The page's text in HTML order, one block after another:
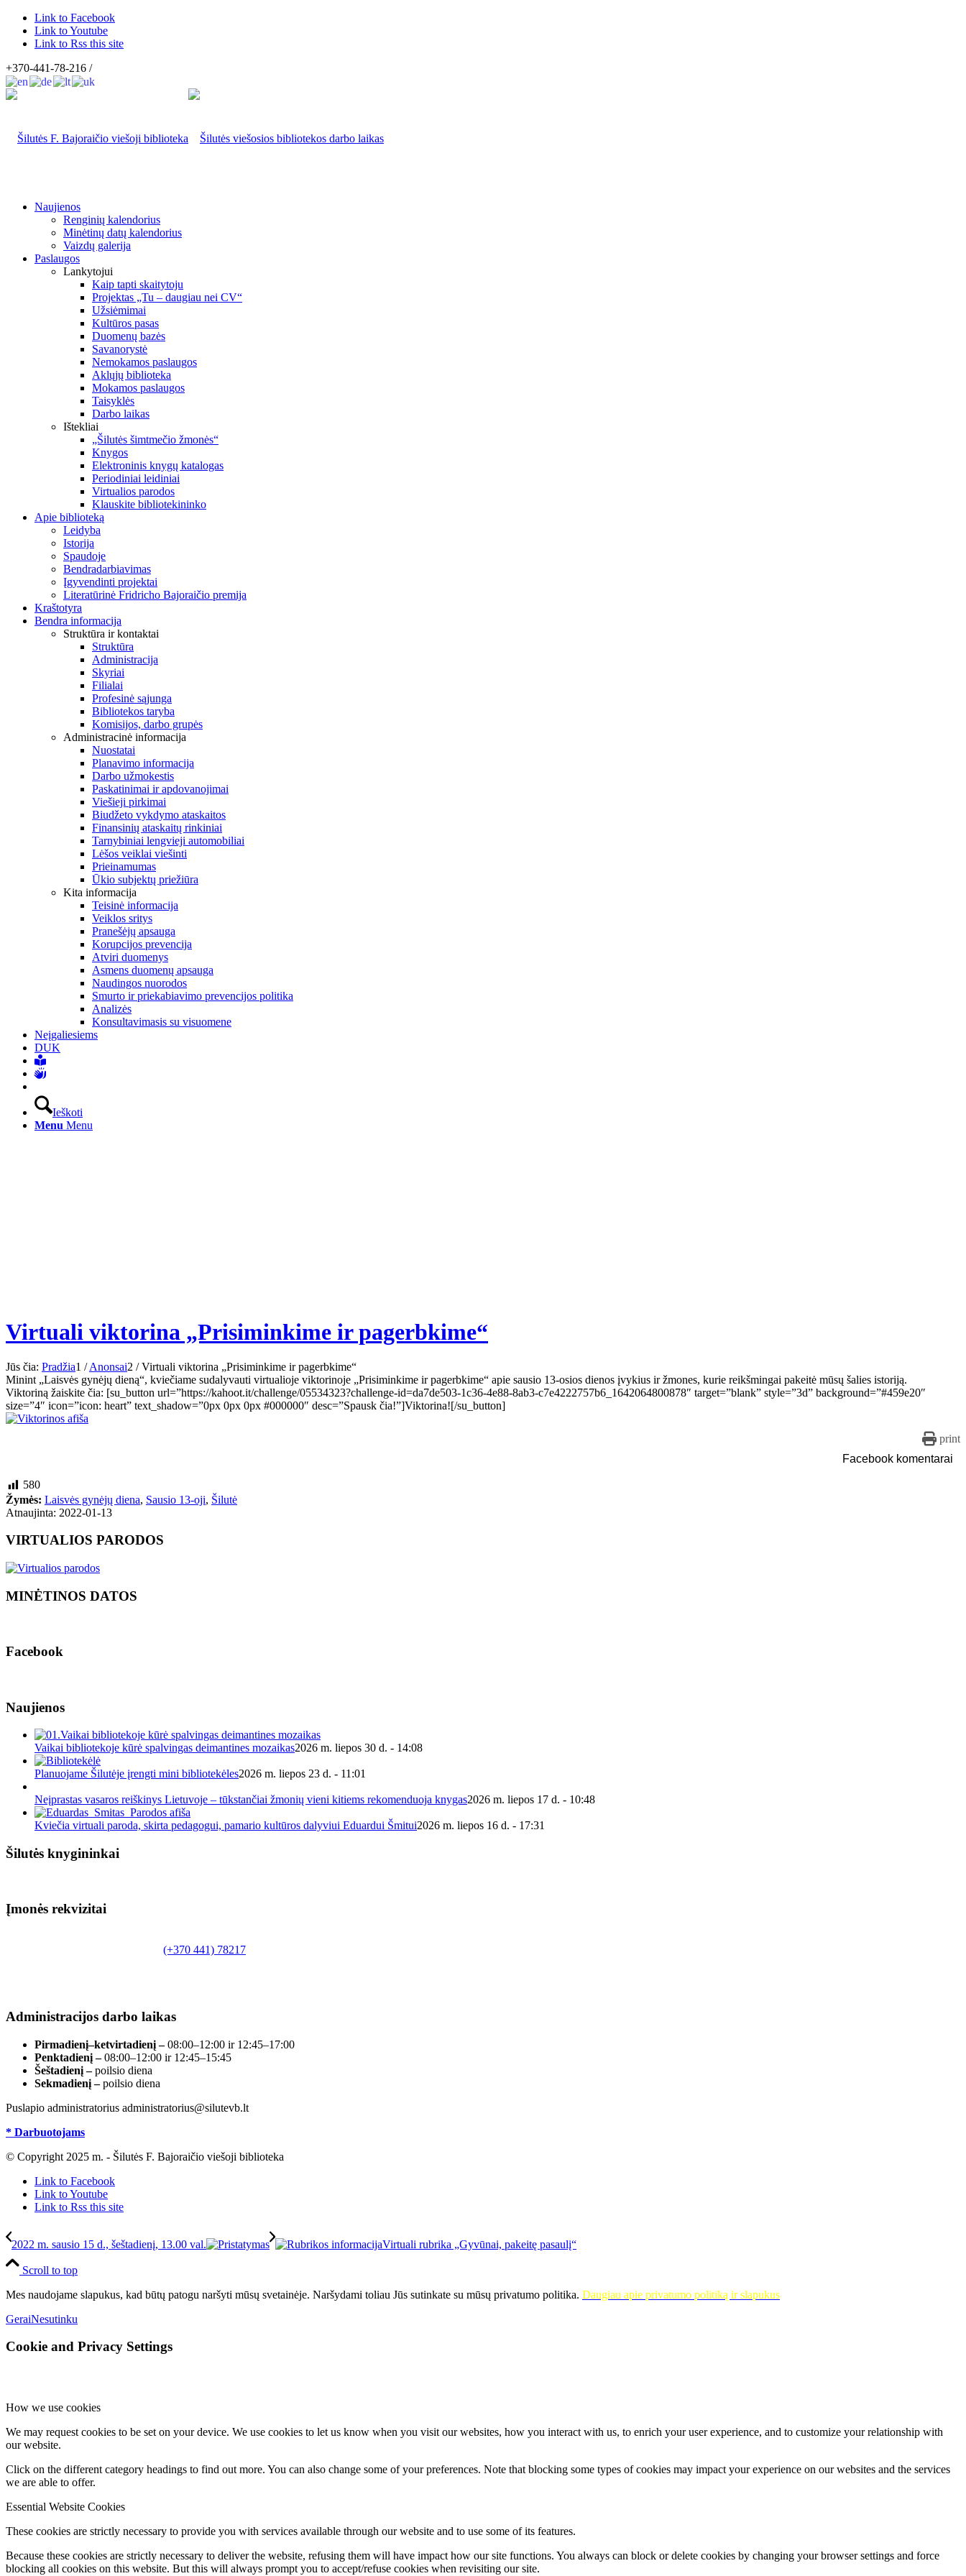
Link to Facebook
Link to Youtube
Link to Rss this site
+370-441-78-216 /
Naujienos
Renginių kalendorius
Minėtinų datų kalendorius
Vaizdų galerija
Paslaugos
Lankytojui
Kaip tapti skaitytoju
Projektas „Tu – daugiau nei CV“
Užsiėmimai
Kultūros pasas
Duomenų bazės
Savanorystė
Nemokamos paslaugos
Aklųjų biblioteka
Mokamos paslaugos
Taisyklės
Darbo laikas
Ištekliai
„Šilutės šimtmečio žmonės“
Knygos
Elektroninis knygų katalogas
Periodiniai leidiniai
Virtualios parodos
Klauskite bibliotekininko
Apie biblioteką
Leidyba
Istorija
Spaudoje
Bendradarbiavimas
Įgyvendinti projektai
Literatūrinė Fridricho Bajoraičio premija
Kraštotyra
Bendra informacija
Struktūra ir kontaktai
Struktūra
Administracija
Skyriai
Filialai
Profesinė sąjunga
Bibliotekos taryba
Komisijos, darbo grupės
Administracinė informacija
Nuostatai
Planavimo informacija
Darbo užmokestis
Paskatinimai ir apdovanojimai
Viešieji pirkimai
Biudžeto vykdymo ataskaitos
Finansinių ataskaitų rinkiniai
Tarnybiniai lengvieji automobiliai
Lėšos veiklai viešinti
Prieinamumas
Ūkio subjektų priežiūra
Kita informacija
Teisinė informacija
Veiklos sritys
Pranešėjų apsauga
Korupcijos prevencija
Atviri duomenys
Asmens duomenų apsauga
Naudingos nuorodos
Smurto ir priekabiavimo prevencijos politika
Analizės
Konsultavimasis su visuomene
Neįgaliesiems
DUK
Ieškoti
Menu Menu
Virtuali viktorina „Prisiminkime ir pagerbkime“
Jūs čia: Pradžia1 / Anonsai2 / Virtuali viktorina „Prisiminkime ir pagerbkime“
Minint „Laisvės gynėjų dieną“, kviečiame sudalyvauti virtualioje viktorinoje „Prisiminkime ir pagerbkime“ apie sausio 13-osios dienos įvykius ir žmones, kurie reikšmingai pakeitė mūsų šalies istoriją.
Viktoriną žaiskite čia: [su_button url=”https://kahoot.it/challenge/05534323?challenge-id=da7de503-1c36-4e88-8ab3-c7e4222757b6_1642064800878″ target=”blank” style=”3d” background=”#459e20″
size=”4″ icon=”icon: heart” text_shadow=”0px 0px 0px #000000″ desc=”Spausk čia!”]Viktorina![/su_button]
print
Facebook komentarai
580
Žymės: Laisvės gynėjų diena, Sausio 13-oji, Šilutė
Atnaujinta: 2022-01-13
VIRTUALIOS PARODOS
MINĖTINOS DATOS
Facebook
Naujienos
Vaikai bibliotekoje kūrė spalvingas deimantines mozaikas2026 m. liepos 30 d. - 14:08
Planuojame Šilutėje įrengti mini bibliotekėles2026 m. liepos 23 d. - 11:01
Neįprastas vasaros reiškinys Lietuvoje – tūkstančiai žmonių vieni kitiems rekomenduoja knygas2026 m. liepos 17 d. - 10:48
Kviečia virtuali paroda, skirta pedagogui, pamario kultūros dalyviui Eduardui Šmitui2026 m. liepos 16 d. - 17:31
Šilutės knygininkai
Įmonės rekvizitai
(+370 441) 78217
Administracijos darbo laikas
Pirmadienį–ketvirtadienį –08:00–12:00 ir 12:45–17:00
Penktadienį –08:00–12:00 ir 12:45–15:45
Šeštadienį –poilsio diena
Sekmadienį –poilsio diena
Puslapio administratorius administratorius@silutevb.lt
* Darbuotojams
© Copyright 2025 m. - Šilutės F. Bajoraičio viešoji biblioteka
Link to Facebook
Link to Youtube
Link to Rss this site
2022 m. sausio 15 d., šeštadienį, 13.00 val. Virtuali rubrika „Gyvūnai, pakeitę pasaulį“
Scroll to top
Mes naudojame slapukus, kad būtų patogu naršyti mūsų svetainėje. Naršydami toliau Jūs sutinkate su mūsų privatumo politika. Daugiau apie privatumo politiką ir slapukus
GeraiNesutinku
Cookie and Privacy Settings
How we use cookies
We may request cookies to be set on your device. We use cookies to let us know when you visit our websites, how you interact with us, to enrich your user experience, and to customize your relationship with
our website.
Click on the different category headings to find out more. You can also change some of your preferences. Note that blocking some types of cookies may impact your experience on our websites and the services
we are able to offer.
Essential Website Cookies
These cookies are strictly necessary to provide you with services available through our website and to use some of its features.
Because these cookies are strictly necessary to deliver the website, refusing them will have impact how our site functions. You always can block or delete cookies by changing your browser settings and force
blocking all cookies on this website. But this will always prompt you to accept/refuse cookies when revisiting our site.